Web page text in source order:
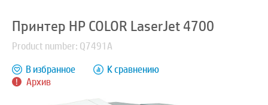
Принтер HP COLOR LaserJet 4700
Product number: Q7491A
Архив
В избранное К сравнению